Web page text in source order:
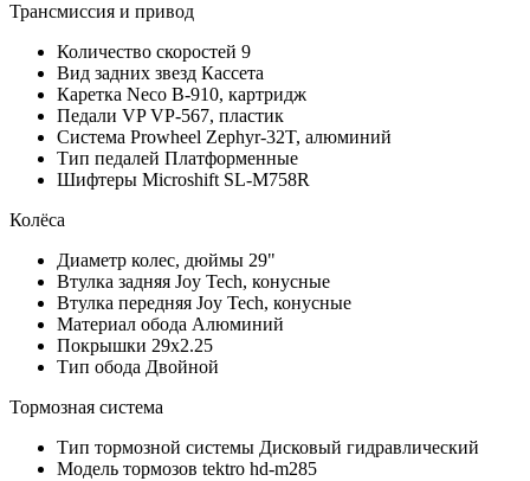
Трансмиссия и привод
Количество скоростей 9
Вид задних звезд Кассета
Каретка Neco B-910, картридж
Педали VP VP-567, пластик
Система Prowheel Zephyr-32T, алюминий
Тип педалей Платформенные
Шифтеры Microshift SL-M758R
Колёса
Диаметр колес, дюймы 29"
Втулка задняя Joy Tech, конусные
Втулка передняя Joy Tech, конусные
Материал обода Алюминий
Покрышки 29х2.25
Тип обода Двойной
Тормозная система
Тип тормозной системы Дисковый гидравлический
Модель тормозов tektro hd-m285